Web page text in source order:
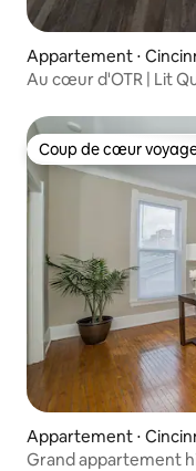
Appartement ⋅
Au cœur d'OTR | Lit
Coup de cœur
Coup de cœur
Appartement ⋅
Grand appartement